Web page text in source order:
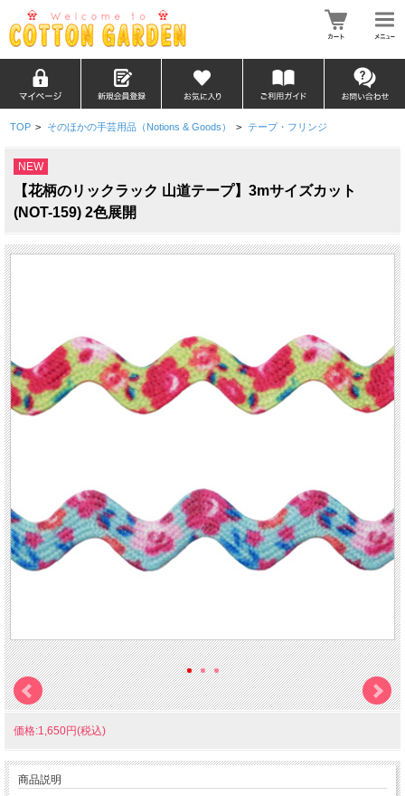
TOP > そのほかの手芸用品（Notions & Goods） > テープ・フリンジ
NEW
【花柄のリックラック 山道テープ】3mサイズカット
(NOT-159) 2色展開
価格:1,650円(税込)
商品説明